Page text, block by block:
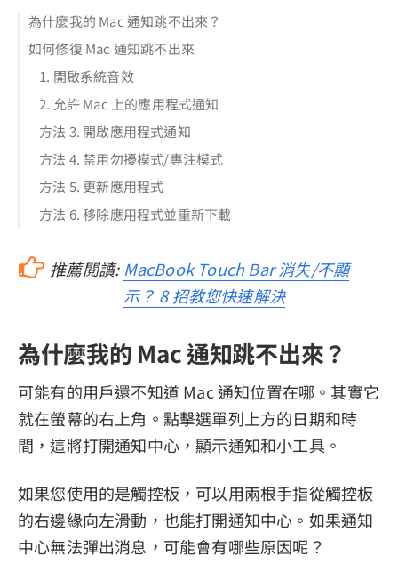
為什麼我的 Mac 通知跳不出來？
如何修復 Mac 通知跳不出來
1. 開啟系統音效
2. 允許 Mac 上的應用程式通知
方法 3. 開啟應用程式通知
方法 4. 禁用勿擾模式/專注模式
方法 5. 更新應用程式
方法 6. 移除應用程式並重新下載
推薦閱讀: MacBook Touch Bar 消失/不顯
示？ 8 招教您快速解決
為什麼我的 Mac 通知跳不出來？
可能有的用戶還不知道 Mac 通知位置在哪。其實它
就在螢幕的右上角。點擊選單列上方的日期和時
間，這將打開通知中心，顯示通知和小工具。
如果您使用的是觸控板，可以用兩根手指從觸控板
的右邊緣向左滑動，也能打開通知中心。如果通知
中心無法彈出消息，可能會有哪些原因呢？